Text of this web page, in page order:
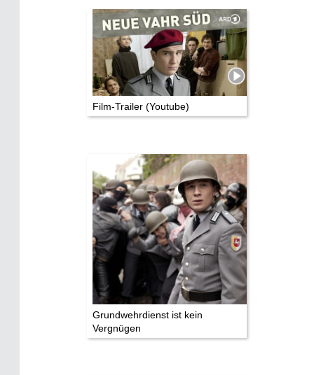
TV & Kino
Die Stars:
Wer hat wo gedreht?
Mediathek
Datenschutz
Film-Trailer (Youtube)
Grundwehrdienst ist kein
Vergnügen